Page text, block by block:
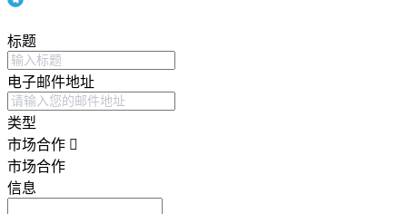
标题
电子邮件地址
类型
市场合作
市场合作
信息